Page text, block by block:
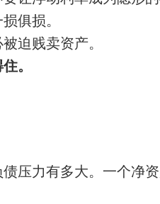
俱损。
迫贱卖资产。
。
压力有多大。一个净